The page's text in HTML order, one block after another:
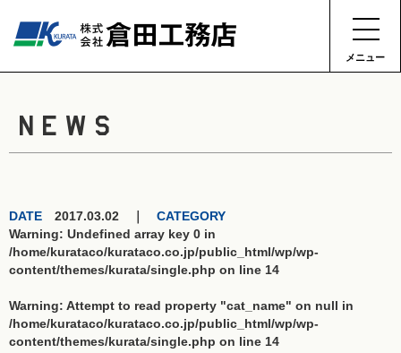
メニュー
NEWS
DATE 2017.03.02 ｜ CATEGORY
Warning: Undefined array key 0 in
/home/kurataco/kurataco.co.jp/public_html/wp/wp-
content/themes/kurata/single.php on line 14
Warning: Attempt to read property "cat_name" on null in
/home/kurataco/kurataco.co.jp/public_html/wp/wp-
content/themes/kurata/single.php on line 14